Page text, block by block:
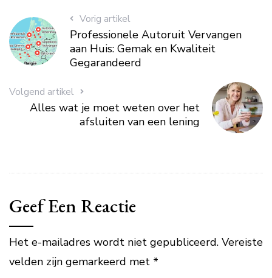
Vorig artikel
Professionele Autoruit Vervangen
aan Huis: Gemak en Kwaliteit
Gegarandeerd
Volgend artikel
Alles wat je moet weten over het
afsluiten van een lening
Geef Een Reactie
Het e-mailadres wordt niet gepubliceerd. Vereiste
velden zijn gemarkeerd met *